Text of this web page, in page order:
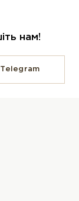
нам!
Telegram